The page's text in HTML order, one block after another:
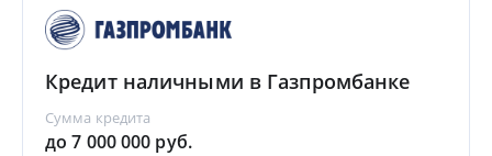
Кредит наличными в Газпромбанке
Сумма кредита
до 7 000 000 руб.